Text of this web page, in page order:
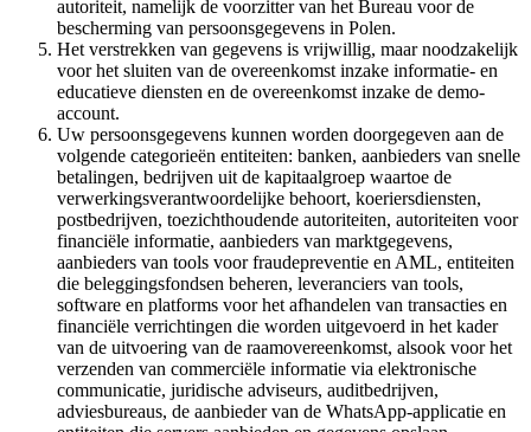
autoriteit, namelijk de voorzitter van het Bureau voor de
bescherming van persoonsgegevens in Polen.
Het verstrekken van gegevens is vrijwillig, maar noodzakelijk
voor het sluiten van de overeenkomst inzake informatie- en
educatieve diensten en de overeenkomst inzake de demo-
account.
Uw persoonsgegevens kunnen worden doorgegeven aan de
volgende categorieën entiteiten: banken, aanbieders van snelle
betalingen, bedrijven uit de kapitaalgroep waartoe de
verwerkingsverantwoordelijke behoort, koeriersdiensten,
postbedrijven, toezichthoudende autoriteiten, autoriteiten voor
financiële informatie, aanbieders van marktgegevens,
aanbieders van tools voor fraudepreventie en AML, entiteiten
die beleggingsfondsen beheren, leveranciers van tools,
software en platforms voor het afhandelen van transacties en
financiële verrichtingen die worden uitgevoerd in het kader
van de uitvoering van de raamovereenkomst, alsook voor het
verzenden van commerciële informatie via elektronische
communicatie, juridische adviseurs, auditbedrijven,
adviesbureaus, de aanbieder van de WhatsApp-applicatie en